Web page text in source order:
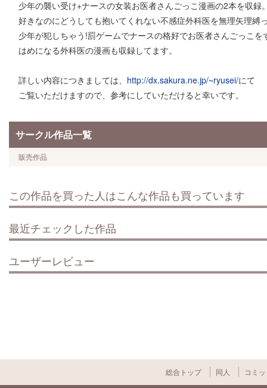
少年の襲い受け+ナースの女装お医者さんごっこ漫画の2本を収録
好きなのにどうしても抱いてくれない不感症外科医を無理矢理縛
少年が犯しちゃう!罰ゲームでナースの格好でお医者さんごっこを
はめになる外科医の漫画も収録してます。
詳しい内容につきましては、 http://dx.sakura.ne.jp/~ryusei/にて
ご覧いただけますので、参考にしていただけると幸いです。
サークル作品一覧
販売作品
この作品を買った人はこんな作品も買っています
最近チェックした作品
ユーザーレビュー
総合トップ 同人 コミ